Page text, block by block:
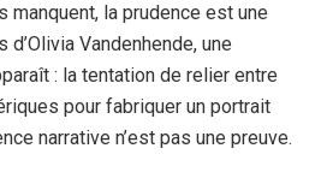
manquent, la prudence est une
Vandenhende, une
: la tentation de relier entre
pour fabriquer un portrait
narrative n’est pas une preuve.